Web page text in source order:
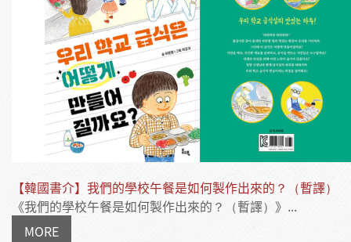
【韓國書介】我們的學校午餐是如何製作出來的？（暫譯）
《我們的學校午餐是如何製作出來的？（暫譯）》...
MORE